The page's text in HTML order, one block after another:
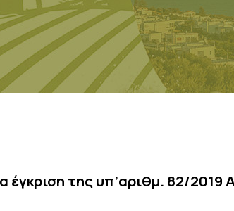
έγκριση της υπ’αριθμ. 82/